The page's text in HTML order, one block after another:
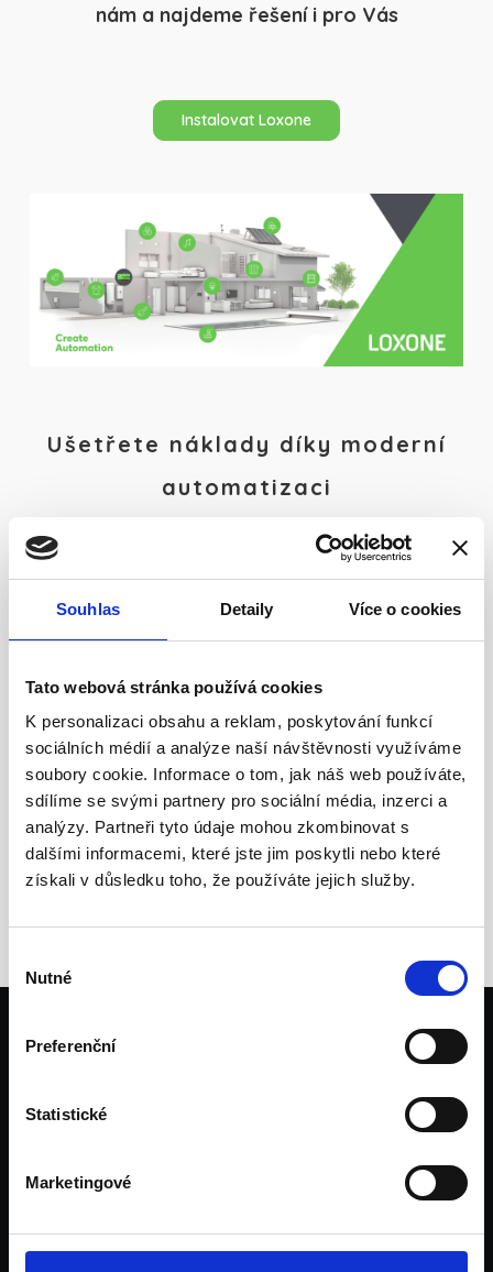
Souhlas Detaily Více o cookies
Tato webová stránka používá cookies
K personalizaci obsahu a reklam, poskytování funkcí
sociálních médií a analýze naší návštěvnosti využíváme
soubory cookie. Informace o tom, jak náš web používáte,
sdílíme se svými partnery pro sociální média, inzerci a
analýzy. Partneři tyto údaje mohou zkombinovat s
dalšími informacemi, které jste jim poskytli nebo které
získali v důsledku toho, že používáte jejich služby.
souhlasu
Nutné
Preferenční
Statistické
Marketingové
nám a najdeme řešení i pro Vás
Instalovat Loxone
Ušetřete náklady díky moderní
automatizaci
Díky
nejen snížíte náklady na energie, ale
Automobilové nabíječky, chytré osvětlení, multiroom
ekosystému.
Více informací?Kontaktujte nás dnes a zjistěte,
jak Loxonemůže zjednodušit váš život.
Více o Loxone